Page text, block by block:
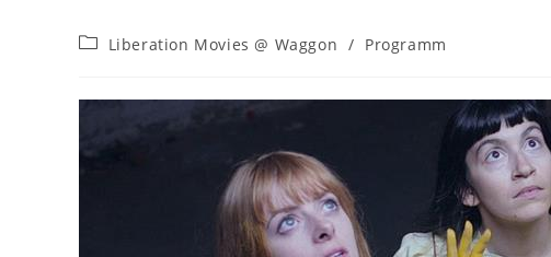
Beitrags-
Liberation Movies @ Waggon / Programm